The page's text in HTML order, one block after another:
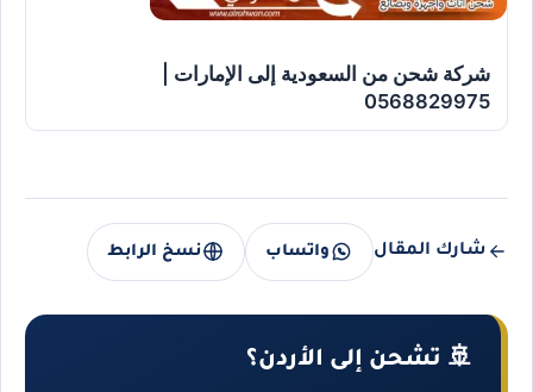
شركة شحن من السعودية إلى الإمارات |
0568829975
شارك المقال واتساب نسخ الرابط
🚢 تشحن إلى الأردن؟